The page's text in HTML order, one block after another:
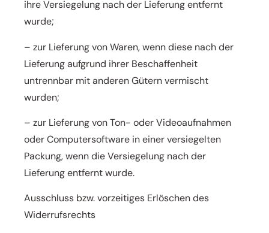
ihre Versiegelung nach der Lieferung entfernt
wurde;
– zur Lieferung von Waren, wenn diese nach der
Lieferung aufgrund ihrer Beschaffenheit
untrennbar mitanderen Gütern vermischt
wurden;
– zur Lieferung von Ton- oder Videoaufnahmen
oder Computersoftware in einer versiegelten
Packung, wenn dieVersiegelung nach der
Lieferung entfernt wurde.
Ausschluss bzw. vorzeitiges Erlöschen des
Widerrufsrechts